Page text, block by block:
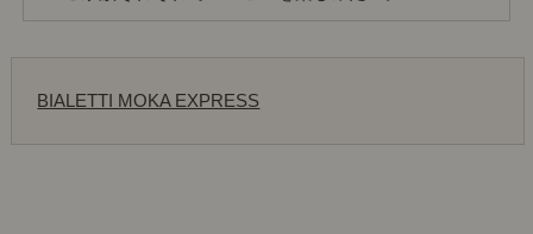
BIALETTI MOKA EXPRESS